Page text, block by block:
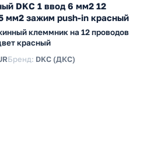
DKC 1 ввод 6 мм2 12
мм2 зажим push-in красный
клеммник на 12 проводов
красный
Бренд: DKC (ДКС)